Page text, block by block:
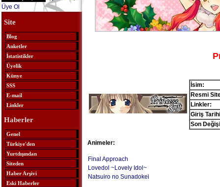
Üye Ol
Site
Blog
Anketler
İstatistikler
Üyelik
Künye
SSS
E-mail
Linkler
Haberler
Genel
Türkiye'den
Yurtdışından
Siteden
Haber Arşivi
Eski Haberler
İsim:
Resmi
Linkler:
Giriş
Son
Animeler:
Final Approach
Lovedol ~Lovely Idol~
Natsuiro no Sunadokei